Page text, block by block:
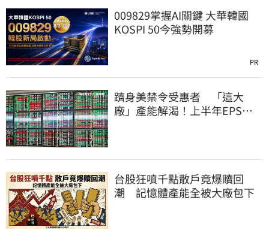
009829掌握AI關鍵 大華韓國
KOSPI 50今強勢開募
PR
躋身美禁令受惠者 「這大
廠」產能解渴！上半年EPS衝
台股狂噴千點散戶竟爆贖回
潮 記憶體產能全被大廠包下